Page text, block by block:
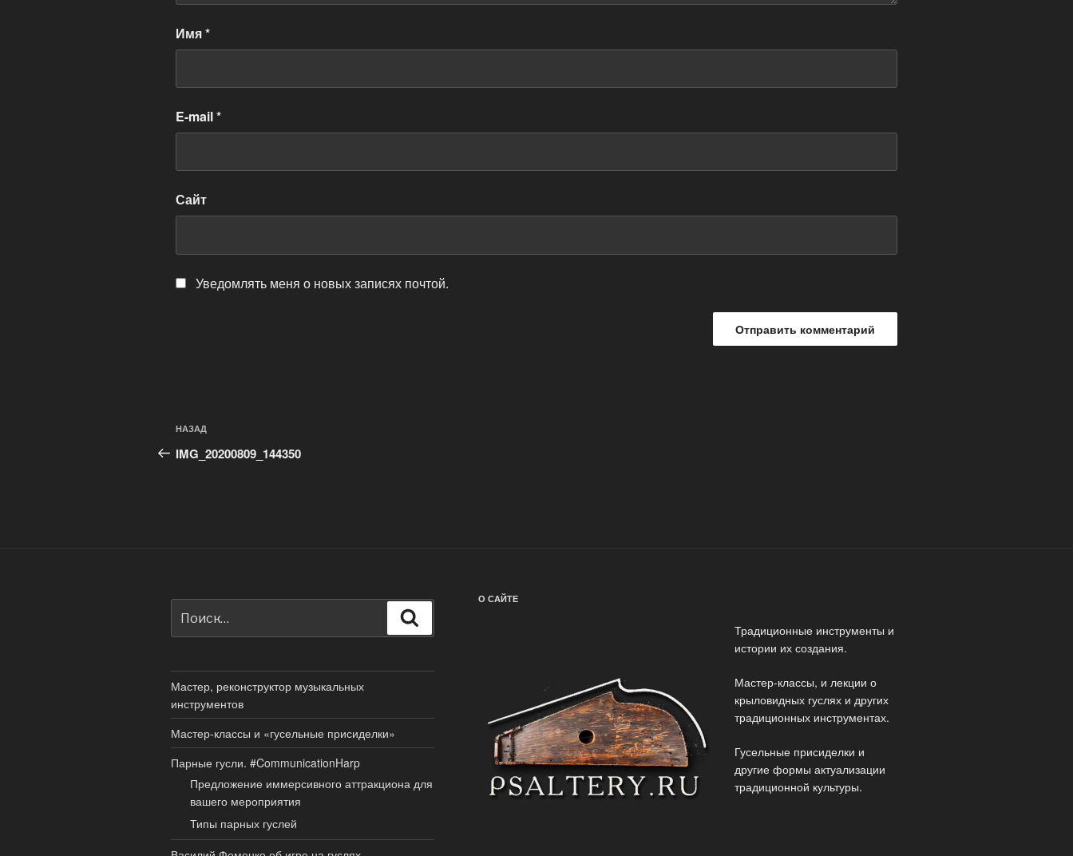
Имя*
E-mail*
Сайт
Уведомлять меня о новых записях почтой.
Навигация
по
записям
Предыдущая
запись:
НАЗАД
IMG_20200809_144350
Мастер, реконструктор музыкальных
инструментов
Мастер-классы и «гусельные присиделки»
Парные гусли. #CommunicationHarp
Предложение иммерсивного аттракциона для
вашего мероприятия
Типы парных гуслей
О САЙТЕ
Традиционные инструменты и
истории их создания.
Мастер-классы, и лекции о
крыловидных гуслях и других
традиционных инструментах.
Гусельные присиделки и
другие формы актуализации
традиционной культуры.